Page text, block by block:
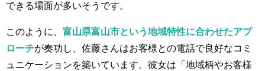
できる場面が多いそうです。
このように、 富山県富山市という地域特性に合わせたアプ
ローチが奏功し、佐藤さんはお客様との電話で良好なコミ
ュニケーションを築いています。彼女は「地域柄やお客様